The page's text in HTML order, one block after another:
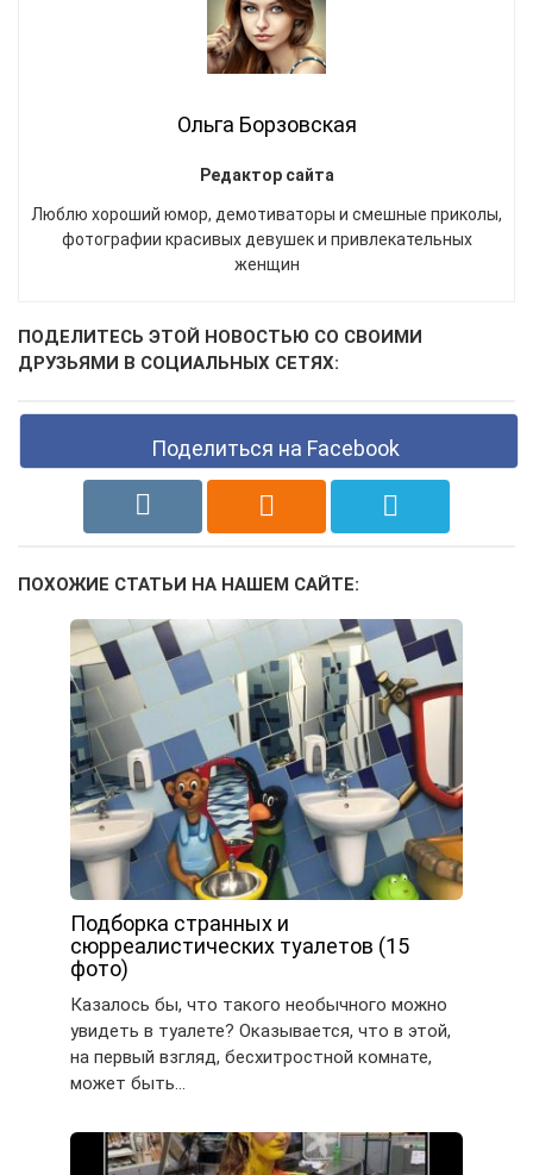
Ольга Борзовская
Редактор сайта
Люблю хороший юмор, демотиваторы и смешные приколы,
фотографии красивых девушек и привлекательных
женщин
ПОДЕЛИТЕСЬ ЭТОЙ НОВОСТЬЮ СО СВОИМИ
ДРУЗЬЯМИ В СОЦИАЛЬНЫХ СЕТЯХ:
Поделиться на Facebook
ПОХОЖИЕ СТАТЬИ НА НАШЕМ САЙТЕ:
Подборка странных и
сюрреалистических туалетов (15
фото)
Казалось бы, что такого необычного можно
увидеть в туалете? Оказывается, что в этой,
на первый взгляд, бесхитростной комнате,
может быть…